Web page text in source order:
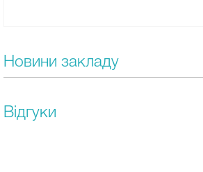
Новини закладу
Відгуки